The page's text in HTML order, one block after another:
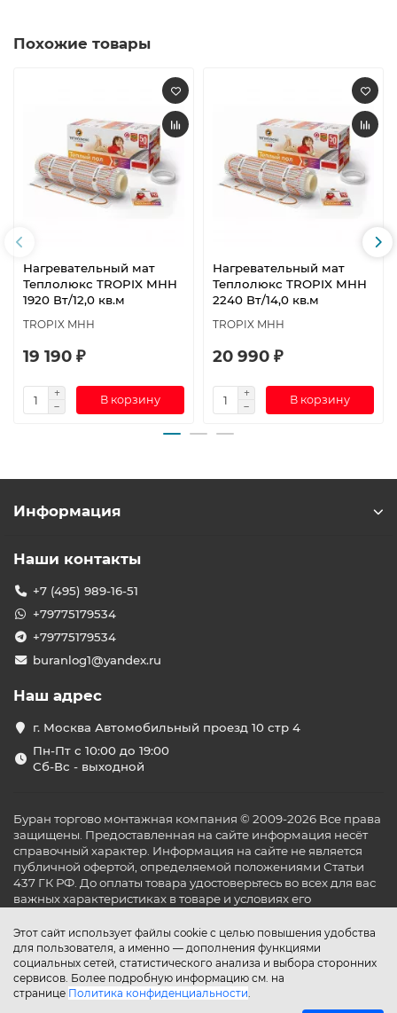
Похожие товары
Нагревательный мат
Теплолюкс TROPIX МНН
1920 Вт/12,0 кв.м
TROPIX МНН
19 190 ₽
В корзину
Нагревательный мат
Теплолюкс TROPIX МНН
2240 Вт/14,0 кв.м
TROPIX МНН
20 990 ₽
В корзину
Этот сайт использует файлы cookie с целью повышения удобства
для пользователя, а именно — дополнения функциями
социальных сетей, статистического анализа и выбора сторонних
сервисов. Более подробную информацию см. на
странице Политика конфиденциальности.
Информация
Наши контакты
+7 (495) 989-16-51
+79775179534
+79775179534
buranlog1@yandex.ru
Наш адрес
г. Москва Автомобильный проезд 10 стр 4
Пн-Пт с 10:00 до 19:00
Сб-Вс - выходной
Буран торгово монтажная компания © 2009-2026 Все права
защищены. Предоставленная на сайте информация несёт
справочный характер. Информация на сайте не является
публичной офертой, определяемой положениями Статьи
437 ГК РФ. До оплаты товара удостоверьтесь во всех для вас
важных характеристиках в товаре и условиях его